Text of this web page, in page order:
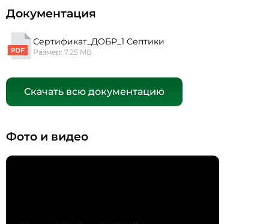
Документация
Сертификат_ДОБР_1 Септики
Размер: 7.25 MB
Скачать всю документацию
Фото и видео